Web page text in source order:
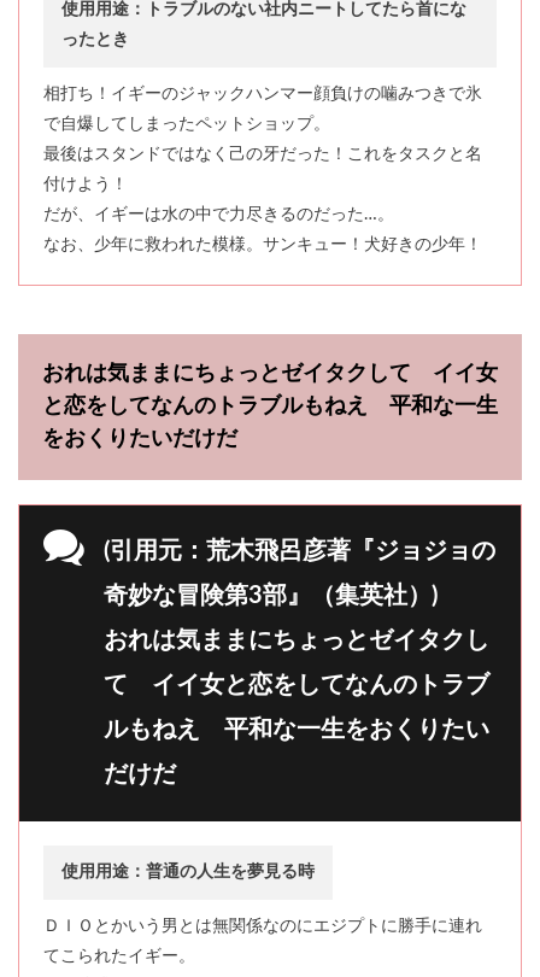
使用用途：トラブルのない社内ニートしてたら首にな
ったとき
相打ち！イギーのジャックハンマー顔負けの噛みつきで氷
で自爆してしまったペットショップ。
最後はスタンドではなく己の牙だった！これをタスクと名
付けよう！
だが、イギーは水の中で力尽きるのだった…。
なお、少年に救われた模様。サンキュー！犬好きの少年！
おれは気ままにちょっとゼイタクして イイ女
と恋をしてなんのトラブルもねえ 平和な一生
をおくりたいだけだ
(引用元：荒木飛呂彦著『ジョジョの
奇妙な冒険第3部』（集英社）)
おれは気ままにちょっとゼイタクし
て イイ女と恋をしてなんのトラブ
ルもねえ 平和な一生をおくりたい
だけだ
使用用途：普通の人生を夢見る時
ＤＩＯとかいう男とは無関係なのにエジプトに勝手に連れ
てこられたイギー。